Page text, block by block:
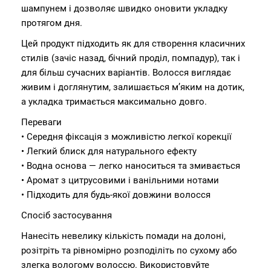
шампунем і дозволяє швидко оновити укладку
протягом дня.
Цей продукт підходить як для створення класичних
стилів (зачіс назад, бічний проділ, помпадур), так і
для більш сучасних варіантів. Волосся виглядає
живим і доглянутим, залишається м’яким на дотик,
а укладка тримається максимально довго.
Переваги
• Середня фіксація з можливістю легкої корекції
• Легкий блиск для натурального ефекту
• Водна основа — легко наноситься та змивається
• Аромат з цитрусовими і ванільними нотами
• Підходить для будь-якої довжини волосся
Спосіб застосування
Нанесіть невелику кількість помади на долоні,
розітріть та рівномірно розподіліть по сухому або
злегка вологому волоссю. Використовуйте